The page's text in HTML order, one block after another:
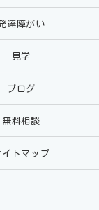
達障がい
見学
ブログ
無料相談
イトマップ